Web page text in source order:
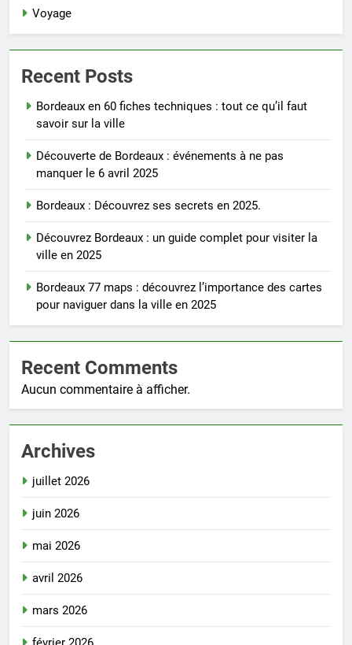
Voyage
Recent Posts
Bordeaux en 60 fiches techniques : tout ce qu’il faut
savoir sur la ville
Découverte de Bordeaux : événements à ne pas
manquer le 6 avril 2025
Bordeaux : Découvrez ses secrets en 2025.
Découvrez Bordeaux : un guide complet pour visiter la
ville en 2025
Bordeaux 77 maps : découvrez l’importance des cartes
pour naviguer dans la ville en 2025
Recent Comments
Aucun commentaire à afficher.
Archives
juillet 2026
juin 2026
mai 2026
avril 2026
mars 2026